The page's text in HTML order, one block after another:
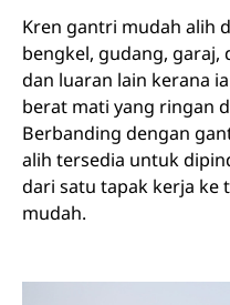
Kren gantri mudah alih
bengkel, gudang, garaj,
dan luaran lain kerana
berat mati yang ringan
Berbanding dengan
alih tersedia untuk
dari satu tapak kerja ke
mudah.